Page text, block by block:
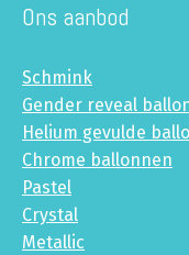
Ons aanbod
Schmink
Gender reveal
Helium gevulde
Chrome ballonnen
Pastel
Crystal
Metallic